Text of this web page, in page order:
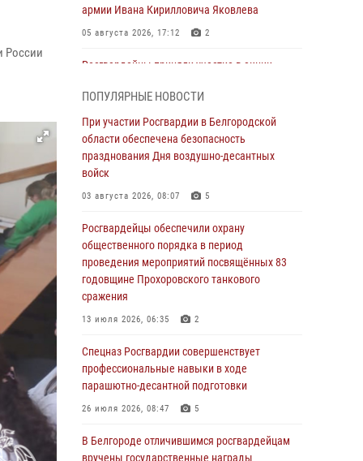
России
армии Ивана Кирилловича Яковлева
05 августа 2026, 17:12 2
Росгвардейцы приняли участие в акции
годовщине освобождения Белгорода от
немецко ‑фашистских захватчиков
05 августа 2026, 08:34 4
Росгвардия призывает белгородских
владельцев оружия не затягивать с
05 августа 2026, 05:01
Росгвардейцы спасли раненого при атаке
FPV-дрона ВСУ жителя белгородского
приграничья
04 августа 2026, 10:43
За неделю белгородские росгвардейцы
пресекли свыше 130 правонарушений
04 августа 2026, 06:03
подозреваемую в краже товаров из
гипермаркета в Белгороде
ПОПУЛЯРНЫЕ НОВОСТИ
При участии Росгвардии в Белгородской
области обеспечена безопасность
празднования Дня воздушно-десантных
войск
03 августа 2026, 08:07 5
Росгвардейцы обеспечили охрану
общественного порядка в период
проведения мероприятий посвящённых 83
годовщине Прохоровского танкового
сражения
13 июля 2026, 06:35 2
Спецназ Росгвардии совершенствует
профессиональные навыки в ходе
парашютно-десантной подготовки
26 июля 2026, 08:47 5
В Белгороде отличившимся росгвардейцам
вручены государственные награды